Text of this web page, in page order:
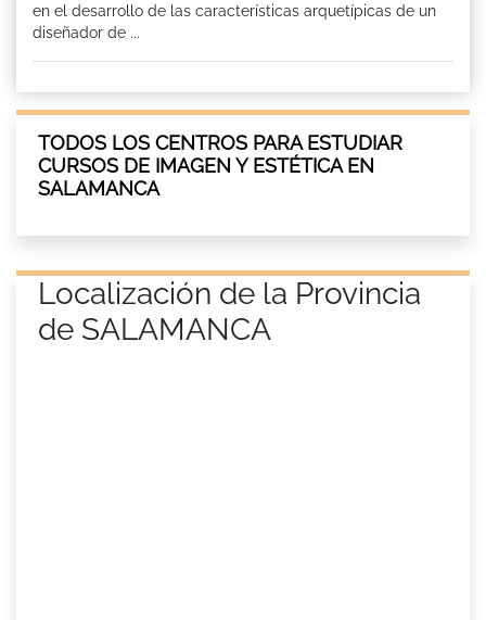
en el desarrollo de las características arquetípicas de un
diseñador de ...
TODOS LOS CENTROS PARA ESTUDIAR
CURSOS DE IMAGEN Y ESTÉTICA EN
SALAMANCA
Localización de la Provincia
de SALAMANCA